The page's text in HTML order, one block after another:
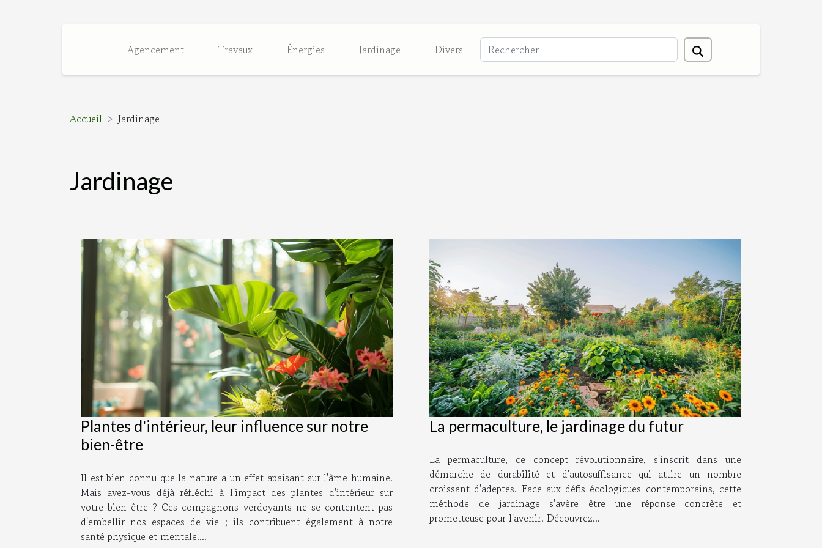
Agencement Travaux Énergies Jardinage Divers
Accueil Jardinage
Jardinage
Plantes d'intérieur, leur influence sur notre
bien-être
Il est bien connu que la nature a un effet apaisant sur l'âme humaine.
Mais avez-vous déjà réfléchi à l'impact des plantes d'intérieur sur
votre bien-être ? Ces compagnons verdoyants ne se contentent pas
d'embellir nos espaces de vie ; ils contribuent également à notre
santé physique et mentale....
La permaculture, le jardinage du futur
La permaculture, ce concept révolutionnaire, s'inscrit dans une
démarche de durabilité et d'autosuffisance qui attire un nombre
croissant d'adeptes. Face aux défis écologiques contemporains, cette
méthode de jardinage s'avère être une réponse concrète et
prometteuse pour l'avenir. Découvrez...